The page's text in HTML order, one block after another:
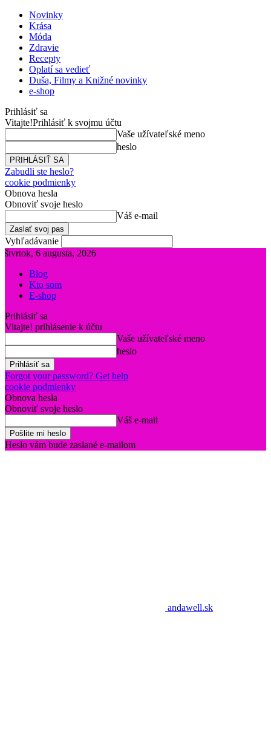
Novinky
Krása
Móda
Zdravie
Recepty
Oplatí sa vedieť
Duša, Filmy a Knižné novinky
e-shop
Prihlásiť sa
Vitajte!Prihlásiť k svojmu účtu
Vaše užívateľské meno
heslo
Zabudli ste heslo?
cookie podmienky
Obnova hesla
Obnoviť svoje heslo
Váš e-mail
Vyhľadávanie
štvrtok, 6 augusta, 2026
Blog
Kto som
E-shop
Prihlásiť sa
Vitajte! prihlásenie k účtu
Vaše užívateľské meno
heslo
Forgot your password? Get help
cookie podmienky
Obnova hesla
Obnoviť svoje heslo
Váš e-mail
Heslo vám bude zaslané e-mailom
andawell.sk